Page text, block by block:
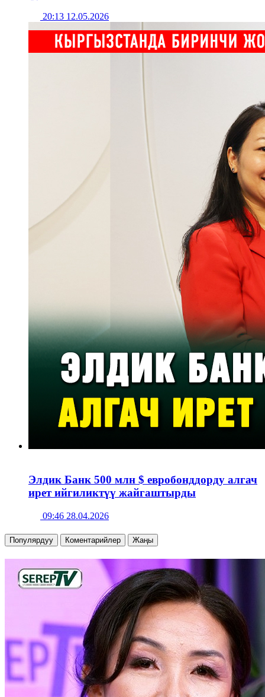
20:13 12.05.2026
Элдик Банк 500 млн $ евробонддорду алгач
ирет ийгиликтүү жайгаштырды
09:46 28.04.2026
Популярдуу Коментарийлер Жаңы